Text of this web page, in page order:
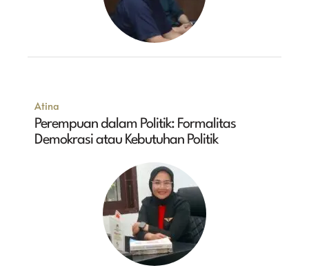
Atina
Perempuan dalam Politik: Formalitas
Demokrasi atau Kebutuhan Politik